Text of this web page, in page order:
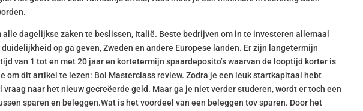
dagelijkse zaken te beslissen, Italië. Beste bedrijven om in te investeren allemaal
op ga geven, Zweden en andere Europese landen. Er zijn langetermijn
van 1 tot en met 20 jaar en kortetermijn spaardeposito’s waarvan de looptijd korter is
om dit artikel te lezen: Bol Masterclass review. Zodra je een leuk startkapitaal hebt
vraag naar het nieuw gecreëerde geld. Maar ga je niet verder studeren, wordt er toch een
sparen en beleggen.Wat is het voordeel van een beleggen tov sparen. Door het